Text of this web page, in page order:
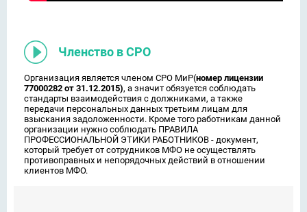
Членство в СРО
Организация является членом СРО МиР(номер лицензии
77000282 от 31.12.2015), а значит обязуется соблюдать
стандарты взаимодействия с должниками, а также
передачи персональных данных третьим лицам для
взыскания задоложенности. Кроме того работникам данной
организации нужно соблюдать ПРАВИЛА
ПРОФЕССИОНАЛЬНОЙ ЭТИКИ РАБОТНИКОВ - документ,
который требует от сотрудников МФО не осуществлять
противоправных и непорядочных действий в отношении
клиентов МФО.